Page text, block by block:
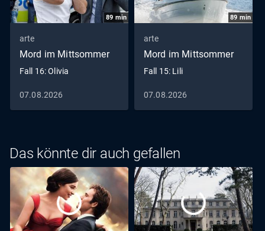
89 min
arte
Mord im Mittsommer
Fall 16: Olivia
07.08.2026
89 min
arte
Mord im Mittsommer
Fall 15: Lili
07.08.2026
Das könnte dir auch gefallen